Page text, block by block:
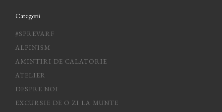
Categorii
#SPREVARF
ALPINISM
AMINTIRI DE CALATORIE
ATELIER
DESPRE NOI
EXCURSIE DE O ZI LA MUNTE